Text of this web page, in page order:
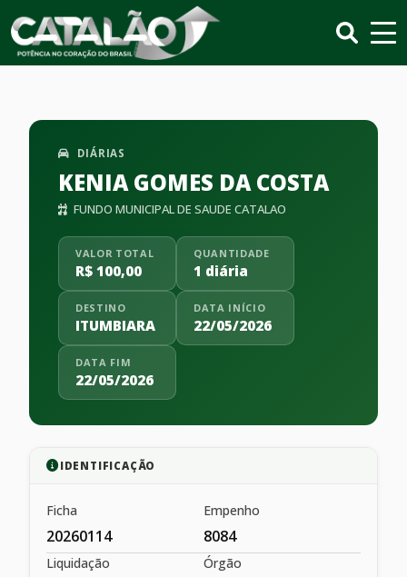
DIÁRIAS
KENIA GOMES DA COSTA
FUNDO MUNICIPAL DE SAUDE CATALAO
VALOR TOTAL
R$ 100,00
QUANTIDADE
1 diária
DESTINO
ITUMBIARA
DATA INÍCIO
22/05/2026
DATA FIM
22/05/2026
IDENTIFICAÇÃO
Ficha
20260114
Empenho
8084
Liquidação Órgão